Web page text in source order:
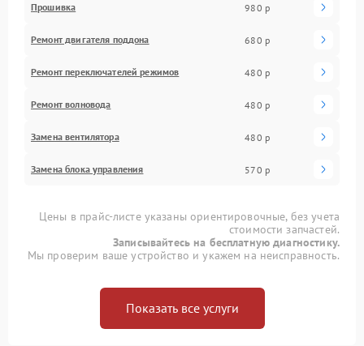
Прошивка 980 р
Ремонт двигателя поддона 680 р
Ремонт переключателей режимов 480 р
Ремонт волновода 480 р
Замена вентилятора 480 р
Замена блока управления 570 р
Цены в прайс-листе указаны ориентировочные, без учета
стоимости запчастей.
Записывайтесь на бесплатную диагностику.
Мы проверим ваше устройство и укажем на неисправность.
Показать все услуги